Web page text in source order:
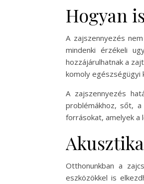
Hogyan
A zajszennyezés
mindenki érzékeli
hozzájárulhatnak a
komoly egészségügyi
A zajszennyezés
problémákhoz, sőt,
forrásokat, amelyek a
Otthonunkban a
eszközökkel is